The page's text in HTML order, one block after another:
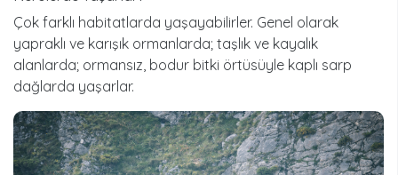
Çok farklı habitatlarda yaşayabilirler. Genel olarak
yapraklı ve karışık ormanlarda; taşlık ve kayalık
alanlarda; ormansız, bodur bitki örtüsüyle kaplı sarp
dağlarda yaşarlar.